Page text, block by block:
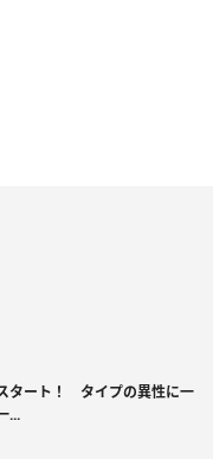
タート！ タイプの異性に一
...